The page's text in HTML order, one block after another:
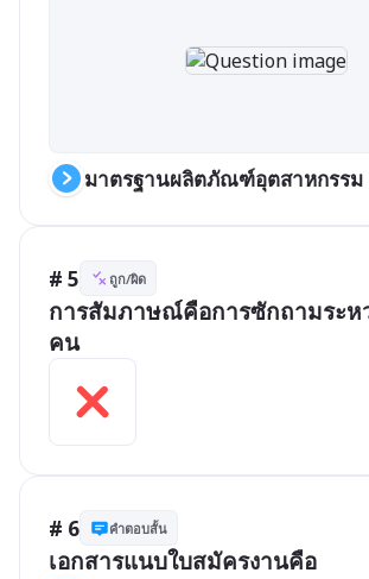
มาตรฐานผลิตภัณฑ์อุตสาหกรรม
# 5 ถูก/ผิด
การสัมภาษณ์คือการซักถามระห
คน
# 6 คำตอบสั้น
เอกสารแนบใบสมัครงานคือ